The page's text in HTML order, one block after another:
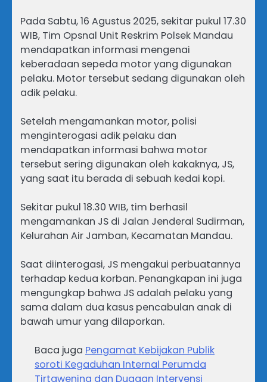
Pada Sabtu, 16 Agustus 2025, sekitar pukul 17.30
WIB, Tim Opsnal Unit Reskrim Polsek Mandau
mendapatkan informasi mengenai
keberadaan sepeda motor yang digunakan
pelaku. Motor tersebut sedang digunakan oleh
adik pelaku.
Setelah mengamankan motor, polisi
menginterogasi adik pelaku dan
mendapatkan informasi bahwa motor
tersebut sering digunakan oleh kakaknya, JS,
yang saat itu berada di sebuah kedai kopi.
Sekitar pukul 18.30 WIB, tim berhasil
mengamankan JS di Jalan Jenderal Sudirman,
Kelurahan Air Jamban, Kecamatan Mandau.
Saat diinterogasi, JS mengakui perbuatannya
terhadap kedua korban. Penangkapan ini juga
mengungkap bahwa JS adalah pelaku yang
sama dalam dua kasus pencabulan anak di
bawah umur yang dilaporkan.
Baca juga Pengamat Kebijakan Publik
soroti Kegaduhan Internal Perumda
Tirtawening dan Dugaan Intervensi